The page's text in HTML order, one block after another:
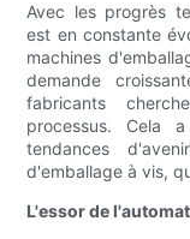
Avec les progrès
est en constante
machines
demande
fabricants
processus. Cela
tendances
d'emballage à vis,
L'essor de